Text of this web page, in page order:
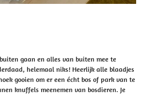
gaan en alles van buiten mee te
helemaal niks! Heerlijk alle blaadjes
gooien om er een écht bos of park van te
knuffels meenemen van bosdieren. Je